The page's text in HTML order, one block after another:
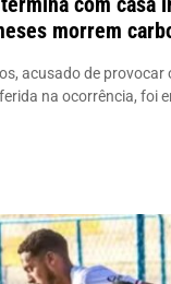
morrem
acusado de provocar
na ocorrência, foi